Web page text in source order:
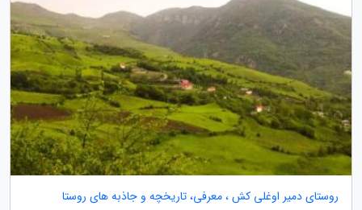
روستای دمیر اوغلی کش ، معرفی، تاریخچه و جاذبه های روستا